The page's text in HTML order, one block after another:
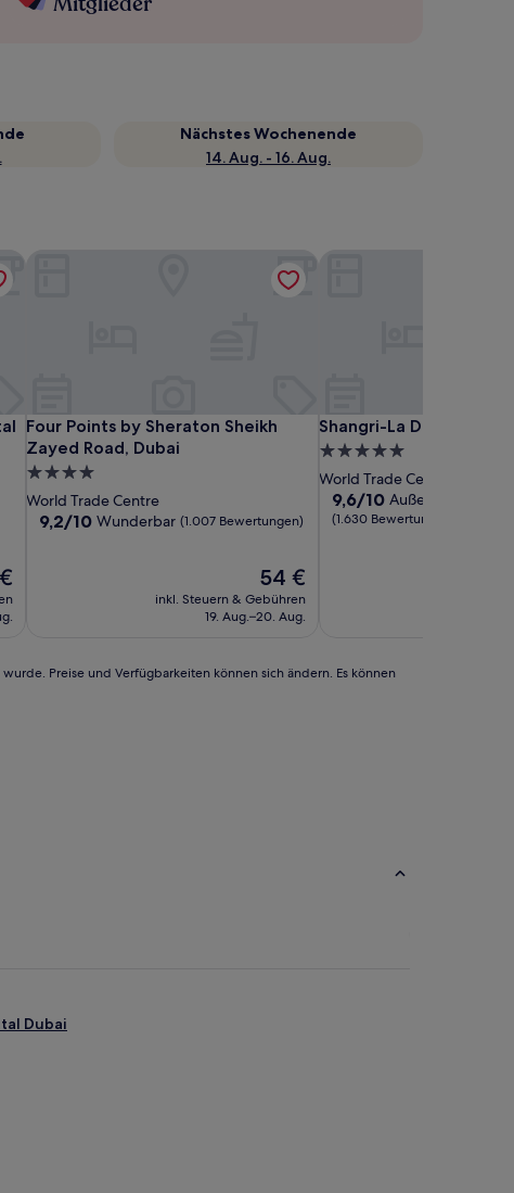
Nächstes Wochenende
14. Aug. - 16. Aug.
Satwa
Four Points by Sheraton Sheikh
Zayed Road, Dubai
Four Points by Sheraton Sheikh Zayed Road, Dubai
4.0-
Sterne-
Unterkunft
World Trade Centre
9.2
9,2/10 Wunderbar (1.007 Bewertungen)
Der
Preis
beträgt
54 €
inkl. Steuern & Gebühren
19. Aug.–20. Aug.
Four Points by Sheraton Sheikh Zayed Road, Dubai
Shangri-La Dubai
Shangri-La Dubai
5.0-
Sterne-
Unterkunft
World Trade Centre
9.6
von
9,6/10 Außergewöhnlich
(1.630 Bewertungen)
Preise und Verfügbarkeiten können sich ändern. Es können
Dubai